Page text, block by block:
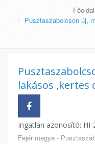
Főoldal
Pusztaszabolcson új,
lakásos ,kertes
Ingatlan azonosító: HI-
Fejér megye -